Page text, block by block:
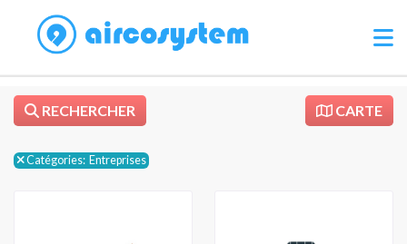
RECHERCHER CARTE
Catégories: Entreprises